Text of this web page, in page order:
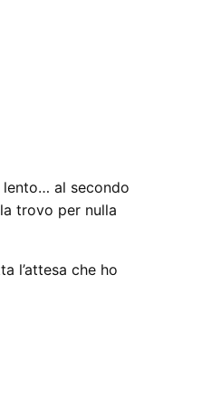
lento… al secondo
trovo per nulla
l’attesa che ho